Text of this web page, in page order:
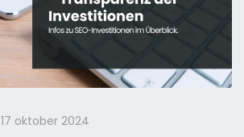
17 oktober 2024